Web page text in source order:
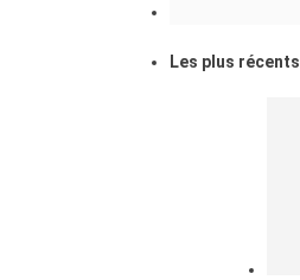
Les plus récents